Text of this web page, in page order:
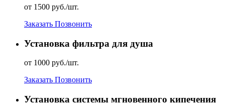
от 1500 руб./шт.
Заказать Позвонить
Установка фильтра для душа
от 1000 руб./шт.
Заказать Позвонить
Установка системы мгновенного кипечения